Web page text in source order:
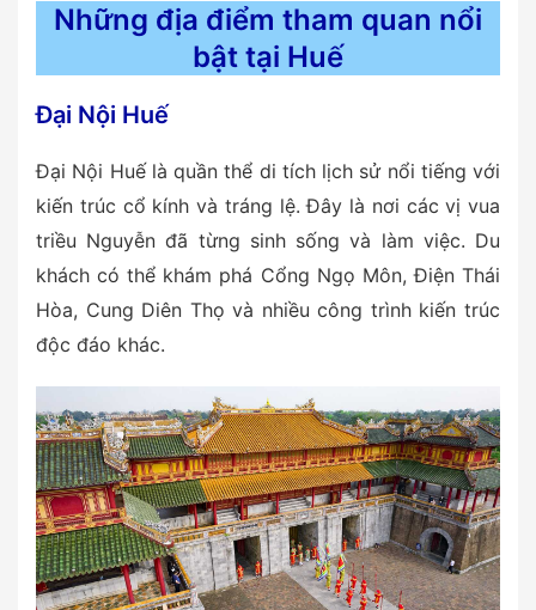
Những địa điểm tham quan nổi
bật tại Huế
Đại Nội Huế
Đại Nội Huế là quần thể di tích lịch sử nổi tiếng với
kiến trúc cổ kính và tráng lệ. Đây là nơi các vị vua
triều Nguyễn đã từng sinh sống và làm việc. Du
khách có thể khám phá Cổng Ngọ Môn, Điện Thái
Hòa, Cung Diên Thọ và nhiều công trình kiến trúc
độc đáo khác.